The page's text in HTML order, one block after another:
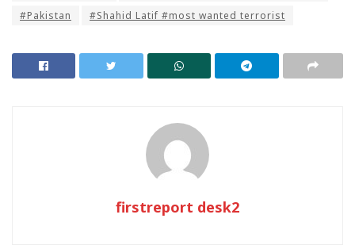
#Pakistan
#Shahid Latif #most wanted terrorist
firstreport desk2